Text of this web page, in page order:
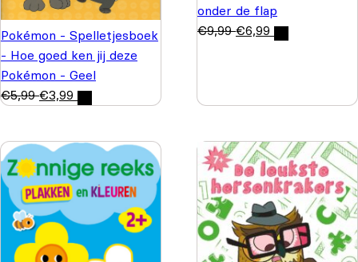
Pokémon - Spelletjesboek
- Hoe goed ken jij deze
Pokémon - Geel
€5,99 €3,99
onder de flap
€9,99 €6,99